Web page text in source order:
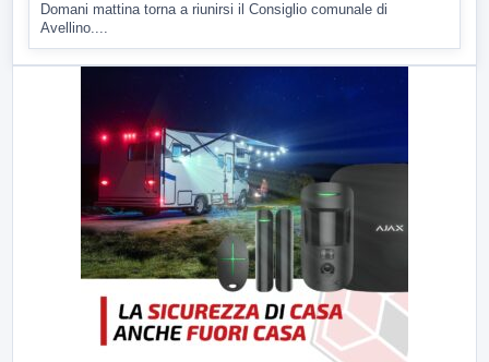
Domani mattina torna a riunirsi il Consiglio comunale di
Avellino....